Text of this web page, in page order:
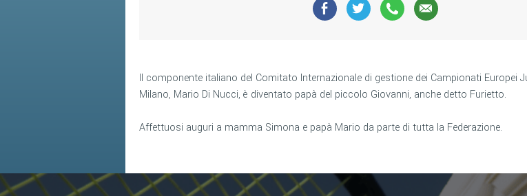
Il componente italiano del Comitato Internazionale di gestione dei Campionati Europei
Milano, Mario Di Nucci, è diventato papà del piccolo Giovanni, anche detto Furietto.
Affettuosi auguri a mamma Simona e papà Mario da parte di tutta la Federazione.